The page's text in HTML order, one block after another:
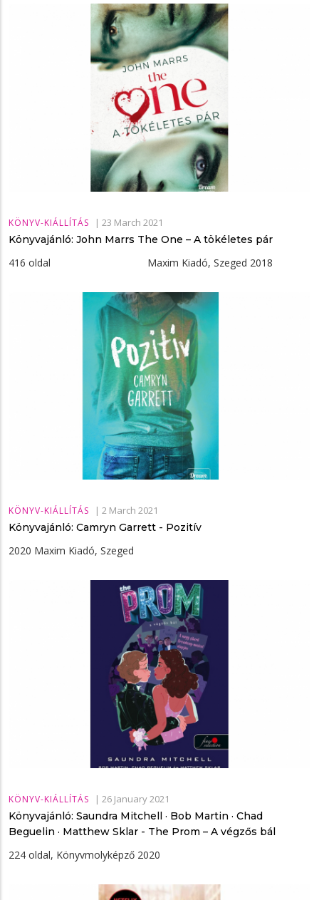
KÖNYV-KIÁLLÍTÁS | 23 March 2021
Könyvajánló: John Marrs The ​One – A tökéletes pár
416 oldal Maxim Kiadó, Szeged 2018
KÖNYV-KIÁLLÍTÁS | 2 March 2021
Könyvajánló: Camryn Garrett - Pozitív
2020 Maxim Kiadó, Szeged
KÖNYV-KIÁLLÍTÁS | 26 January 2021
Könyvajánló: Saundra Mitchell · Bob Martin · Chad
Beguelin · Matthew Sklar - The ​Prom – A végzős bál
224 oldal, Könyvmolyképző 2020